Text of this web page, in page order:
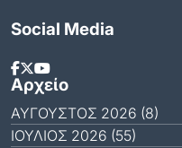
Social Media
Αρχείο
ΑΎΓΟΥΣΤΟΣ 2026 (8)
ΙΟΎΛΙΟΣ 2026 (55)